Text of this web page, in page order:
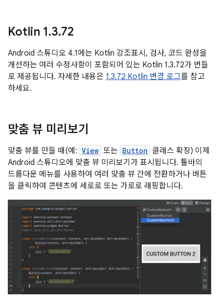
Kotlin 1.3.72
Android 스튜디오 4.1에는 Kotlin 강조표시, 검사, 코드 완성을
개선하는 여러 수정사항이 포함되어 있는 Kotlin 1.3.72가 번들
로 제공됩니다. 자세한 내용은 1.3.72 Kotlin 변경 로그를 참고
하세요.
맞춤 뷰 미리보기
맞춤 뷰를 만들 때(예: View 또는 Button 클래스 확장) 이제
Android 스튜디오에 맞춤 뷰 미리보기가 표시됩니다. 툴바의
드롭다운 메뉴를 사용하여 여러 맞춤 뷰 간에 전환하거나 버튼
을 클릭하여 콘텐츠에 세로로 또는 가로로 래핑합니다.